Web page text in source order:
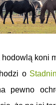
koni
o
pewno